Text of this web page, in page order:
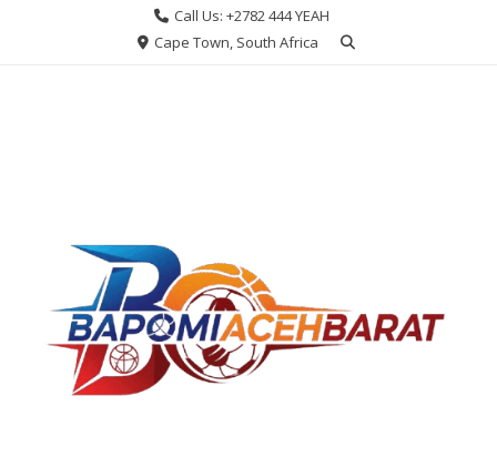
Call Us: +2782 444 YEAH
Cape Town, South Africa